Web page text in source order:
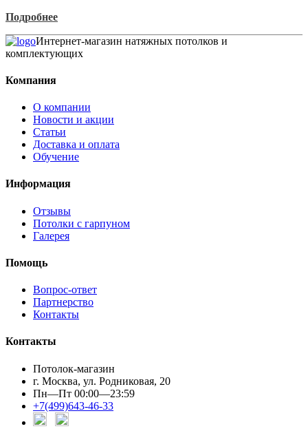
Подробнее
Интернет-магазин натяжных потолков и
комплектующих
Компания
О компании
Новости и акции
Статьи
Доставка и оплата
Обучение
Информация
Отзывы
Потолки с гарпуном
Галерея
Помощь
Вопрос-ответ
Партнерство
Контакты
Контакты
Потолок-магазин
г. Москва, ул. Родниковая, 20
Пн—Пт 00:00—23:59
+7(499)643-46-33